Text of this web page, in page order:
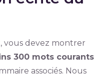
vous devez montrer
300 mots courants
associés. Nous